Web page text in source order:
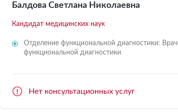
Балдова Светлана Николаевна
Кандидат медицинских наук
Отделение функциональной диагностики: Врач
функциональной диагностики
Нет консультационных услуг